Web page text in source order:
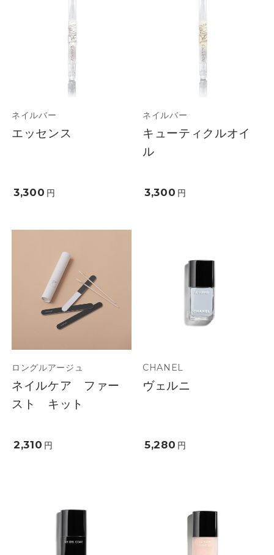
ネイルバー
エッセンス
3,300 円
ネイルバー
キューティクルオイ
ル
3,300 円
ロングルアージュ
ネイルケア ファー
スト キット
2,310 円
CHANEL
ヴェルニ
5,280 円